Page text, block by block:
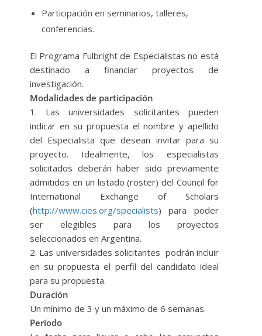
Participación en seminarios, talleres,
conferencias.
El Programa Fulbright de Especialistas no está
destinado a financiar proyectos de
investigación.
Modalidades de participación
1. Las universidades solicitantes pueden
indicar en su propuesta el nombre y apellido
del Especialista que desean invitar para su
proyecto. Idealmente, los especialistas
solicitados deberán haber sido previamente
admitidos en un listado (roster) del Council for
International Exchange of Scholars
(http://www.cies.org/specialists) para poder
ser elegibles para los proyectos
seleccionados en Argentina.
2. Las universidades solicitantes podrán incluir
en su propuesta el perfil del candidato ideal
para su propuesta.
Duración
Un mínimo de 3 y un máximo de 6 semanas.
Período